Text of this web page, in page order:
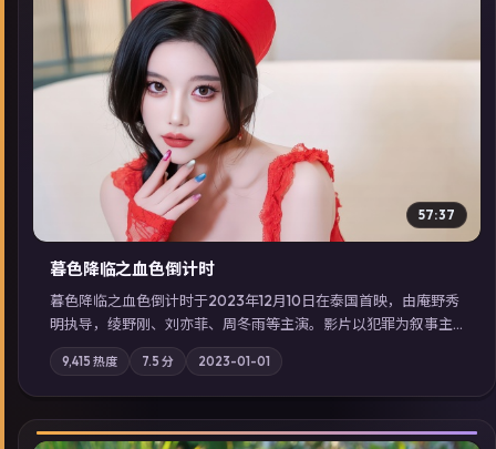
▶
57:37
暮色降临之血色倒计时
暮色降临之血色倒计时于2023年12月10日在泰国首映，由庵野秀
明执导，绫野刚、刘亦菲、周冬雨等主演。影片以犯罪为叙事主
轴，边境小镇的平静被一封匿名信彻底打破；摄影与配乐强化地
域气质；站内亦可通过「国产免费观看高清电视剧在线看」延展
检索同类型高分佳作，畅享高清在线追剧体验。
9,415 热度 7.5 分 2023-01-01